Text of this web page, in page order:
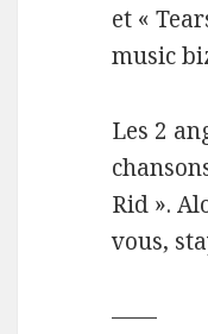
et «
music
Les 2
Rid ».
vous,
——